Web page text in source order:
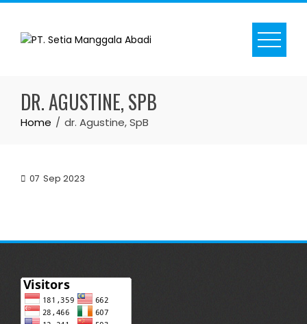
Skip
content
DR. AGUSTINE, SPB
Home dr. Agustine, SpB
07 Sep 2023